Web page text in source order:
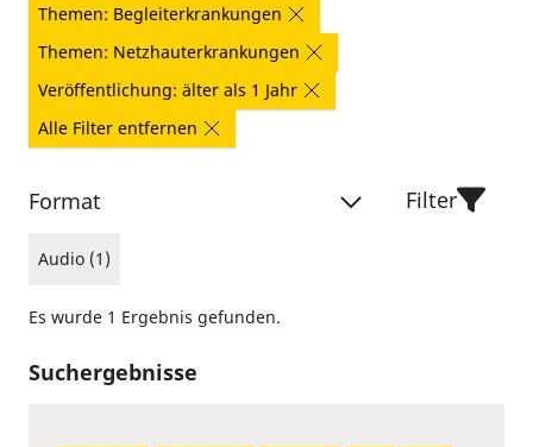
Themen: Begleiterkrankungen
Themen: Netzhauterkrankungen
Veröffentlichung: älter als 1 Jahr
Alle Filter entfernen
Format
Audio (1)
Filter
Es wurde 1 Ergebnis gefunden.
Suchergebnisse